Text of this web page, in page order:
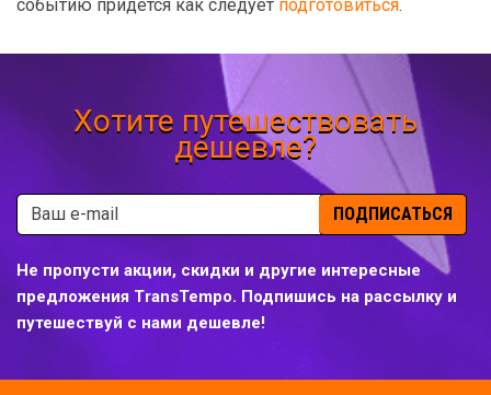
событию придется как следует подготовиться.
Хотите путешествовать
дешевле?
ПОДПИСАТЬСЯ
Не пропусти акции, скидки и другие интересные
предложения TransTempo. Подпишись на рассылку и
путешествуй с нами дешевле!